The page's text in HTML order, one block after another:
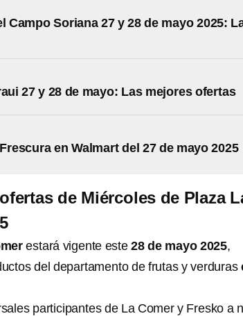
Campo Soriana 27 y 28 de mayo 2025:
27 y 28 de mayo: Las mejores ofertas
en Walmart del 27 de mayo 2025
de Miércoles de Plaza
estará vigente este28 de mayo 2025,
del departamento de frutas y verduras
participantes de La Comer y Fresko a